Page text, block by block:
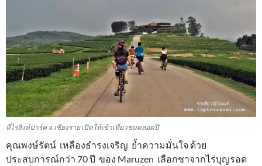
ที่ไร่สิงห์ปาร์ค จ.เชียงราย เปิดให้เข้าเที่ยวชมตลอดปี
คุณพงษ์รัตน์ เหลืองธำรงเจริญ ย้ำความมั่นใจ ด้วย
ประสบการณ์กว่า 70 ปี ของ Maruzen เลือกชาจากไร่บุญรอด